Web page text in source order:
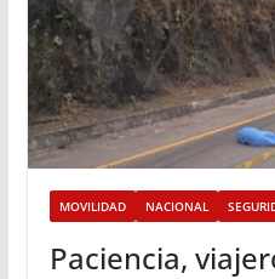
MOVILIDAD NACIONAL
Paciencia,